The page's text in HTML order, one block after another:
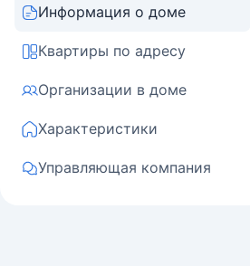
Информация о доме
Квартиры по адресу
Организации в доме
Характеристики
Управляющая компания